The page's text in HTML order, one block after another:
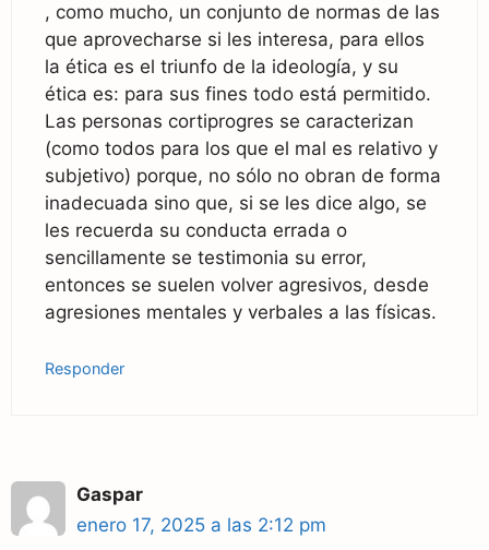
, como mucho, un conjunto de normas de las
que aprovecharse si les interesa, para ellos
la ética es el triunfo de la ideología, y su
ética es: para sus fines todo está permitido.
Las personas cortiprogres se caracterizan
(como todos para los que el mal es relativo y
subjetivo) porque, no sólo no obran de forma
inadecuada sino que, si se les dice algo, se
les recuerda su conducta errada o
sencillamente se testimonia su error,
entonces se suelen volver agresivos, desde
agresiones mentales y verbales a las físicas.
Responder
Gaspar
enero 17, 2025 a las 2:12 pm